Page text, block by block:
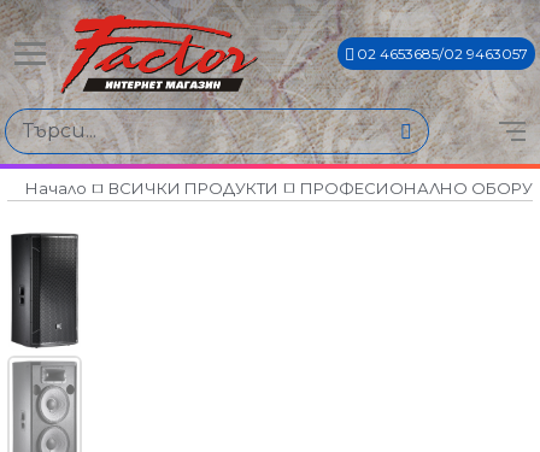
02 4653685/02 9463057
Начало ВСИЧКИ ПРОДУКТИ ПРОФЕСИОНАЛНО